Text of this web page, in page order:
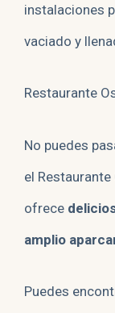
instalaciones
vaciado y
Restaurante
No puedes
el
ofrece
amplio
Puedes